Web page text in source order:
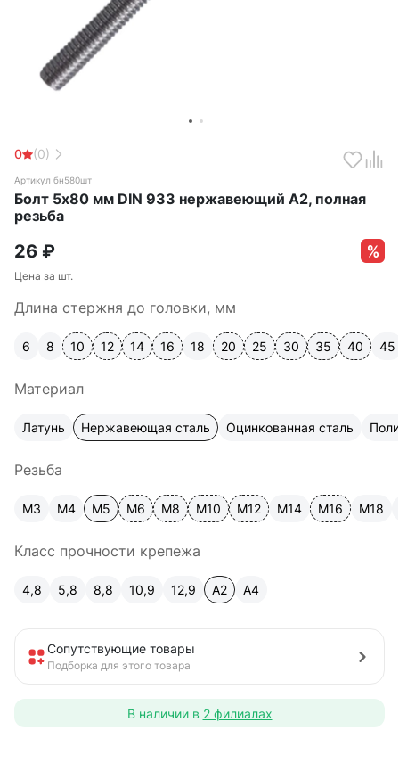
0 (0)
Артикул бн580шт
Болт 5х80 мм DIN 933 нержавеющий А2, полная
резьба
26 ₽
Цена за шт.
Длина стержня до головки, мм
6 8 10 12 14 16 18 20 25 30 35 40 45
Материал
Латунь Нержавеющая сталь Оцинкованная сталь
Резьба
М3 М4 М5 М6 М8 М10 М12 М14 М16 М18
Класс прочности крепежа
4,8 5,8 8,8 10,9 12,9 A2 А4
Сопутствующие товары
Подборка для этого товара
В наличии в 2 филиалах